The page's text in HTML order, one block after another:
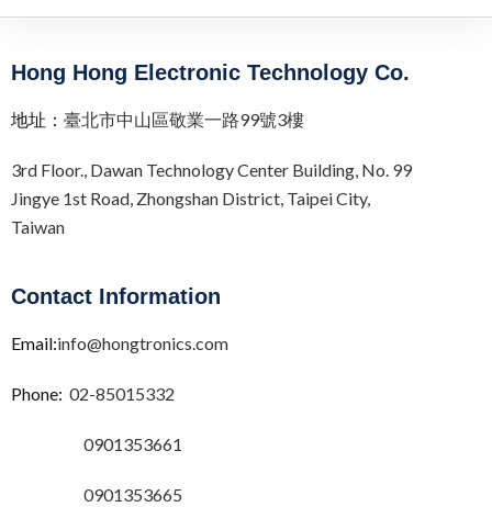
Hong Hong Electronic Technology Co.
地址： 臺北市中山區敬業一路99號3樓
3rd Floor., Dawan Technology Center Building, No. 99
Jingye 1st Road, Zhongshan District, Taipei City,
Taiwan
Contact Information
Email:info@hongtronics.com
Phone: 02-85015332
0901353661
0901353665